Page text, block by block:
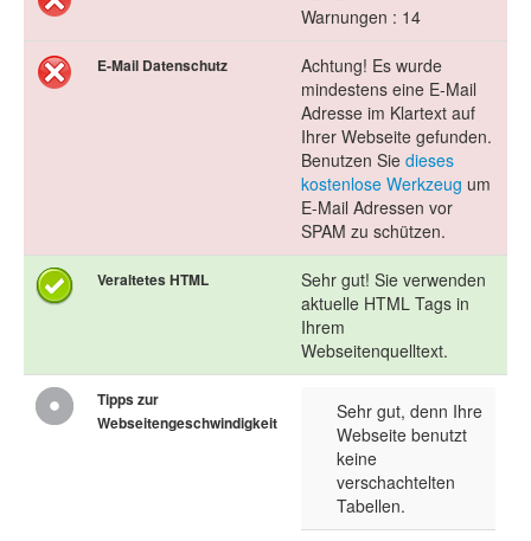
Warnungen : 14
E-Mail Datenschutz
Achtung! Es wurde
mindestens eine E-Mail
Adresse im Klartext auf
Ihrer Webseite gefunden.
Benutzen Sie dieses
kostenlose Werkzeug um
E-Mail Adressen vor
SPAM zu schützen.
Veraltetes HTML
Sehr gut! Sie verwenden
aktuelle HTML Tags in
Ihrem
Webseitenquelltext.
Tipps zur
Webseitengeschwindigkeit
Sehr gut, denn Ihre
Webseite benutzt
keine
verschachtelten
Tabellen.